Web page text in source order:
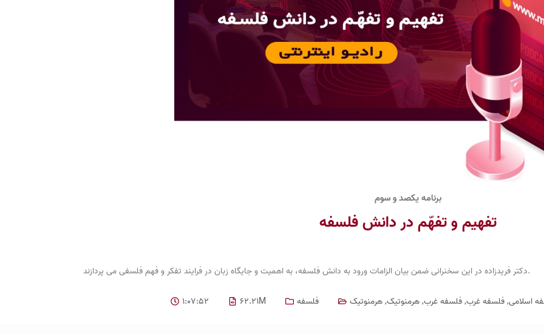
برنامه یکصد و سوم
تفهیم و تفهّم در دانش فلسفه
دکتر فریدزاده در این سخنرانی ضمن بیان الزامات ورود به دانش فلسفه، به اهمیت و جایگاه زبان در فرایند تفکر و فهم فلسفی می پردازند.
1:07:52 62.21M فلسفه اسلامی,فلسفه غرب,فلسفه غرب,هرمنوتیک,هرمنوتیک